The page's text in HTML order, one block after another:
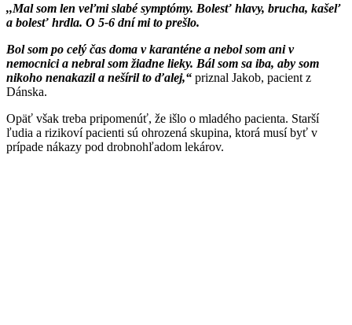
,,Mal som len veľmi slabé symptómy. Bolesť hlavy, brucha, kašeľ
a bolesť hrdla. O 5-6 dní mi to prešlo.
Bol som po celý čas doma v karanténe a nebol som ani v
nemocnici a nebral som žiadne lieky. Bál som sa iba, aby som
nikoho nenakazil a nešíril to ďalej,“ priznal Jakob, pacient z
Dánska.
Opäť však treba pripomenúť, že išlo o mladého pacienta. Starší
ľudia a rizikoví pacienti sú ohrozená skupina, ktorá musí byť v
prípade nákazy pod drobnohľadom lekárov.